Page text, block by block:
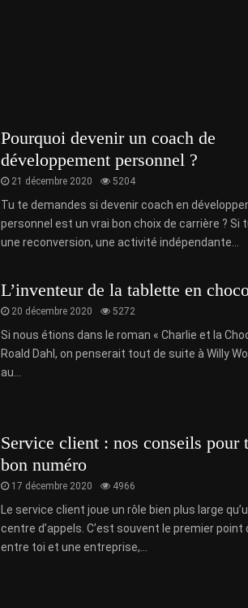
Pourquoi devenir un coach de
développement personnel ?
21 décembre 2020 5204
Tu te demandes si devenir coach en
personnel est un vrai bon choix de carrière ? Si
une reconversion, une activité indépendante...
L’inventeur de la tablette en
20 décembre 2020 5272
Si nous étions dans le roman « Charlie et la
Roald Dahl, on penserait tout de suite à Willy
au...
Service client : nos conseils pour
bon numéro
17 décembre 2020 4966
Le service client joue un rôle bien plus large
centre d’appels. C’est souvent le premier
entre toi et une entreprise,...